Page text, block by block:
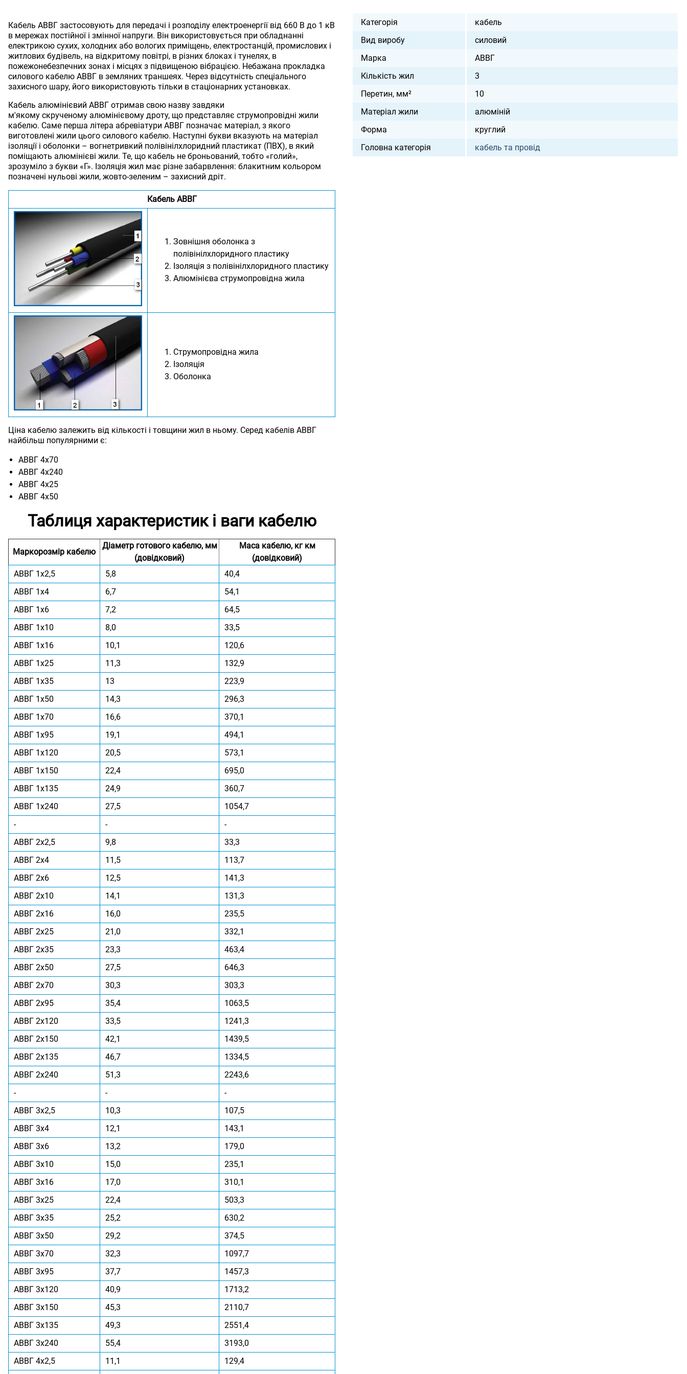
Кабель АВВГ застосовують для передачі і розподілу електроенергії від 660 В до 1 кВ
в мережах постійної і змінної напруги. Він використовується при обладнанні
електрикою сухих, холодних або вологих приміщень, електростанцій, промислових і
житлових будівель, на відкритому повітрі, в різних блоках і тунелях, в
пожежонебезпечних зонах і місцях з підвищеною вібрацією. Небажана прокладка
силового кабелю АВВГ в земляних траншеях. Через відсутність спеціального
захисного шару, його використовують тільки в стаціонарних установках.
Кабель алюмінієвий АВВГ отримав свою назву завдяки
м'якому скрученому алюмінієвому дроту, що представляє струмопровідні жили
кабелю. Саме перша літера абревіатури АВВГ позначає матеріал, з якого
виготовлені жили цього силового кабелю. Наступні букви вказують на матеріал
ізоляції і оболонки – вогнетривкий полівінілхлоридний пластикат (ПВХ), в який
поміщають алюмінієві жили. Те, що кабель не броньований, тобто «голий»,
зрозуміло з букви «Г». Ізоляція жил має різне забарвлення: блакитним кольором
позначені нульові жили, жовто-зеленим – захисний дріт.
Кабель АВВГ
Зовнішня оболонка з
полівінілхлоридного пластику
Ізоляція з полівінілхлоридного пластику
Алюмінієва струмопровідна жила
Струмопровідна жила
Ізоляція
Оболонка
Ціна кабелю залежить від кількості і товщини жил в ньому. Серед кабелів АВВГ
найбільш популярними є:
АВВГ 4х70
АВВГ 4х240
АВВГ 4х25
АВВГ 4х50
Таблиця характеристик і ваги кабелю
Маркорозмір кабелю
Діаметр готового кабелю, мм
(довідковий)
Маса кабелю, кг км
(довідковий)
АВВГ 1x2,5
5,8
40,4
АВВГ 1x4
6,7
54,1
АВВГ 1x6
7,2
64,5
АВВГ 1x10
8,0
33,5
АВВГ 1x16
10,1
120,6
АВВГ 1x25
11,3
132,9
АВВГ 1x35
13
223,9
АВВГ 1x50
14,3
296,3
АВВГ 1x70
16,6
370,1
АВВГ 1x95
19,1
494,1
АВВГ 1x120
20,5
573,1
АВВГ 1x150
22,4
695,0
АВВГ 1x135
24,9
360,7
АВВГ 1x240
27,5
1054,7
-
-
-
АВВГ 2x2,5
9,8
33,3
АВВГ 2x4
11,5
113,7
АВВГ 2x6
12,5
141,3
АВВГ 2x10
14,1
131,3
АВВГ 2x16
16,0
235,5
АВВГ 2x25
21,0
332,1
АВВГ 2x35
23,3
463,4
АВВГ 2x50
27,5
646,3
АВВГ 2x70
30,3
303,3
АВВГ 2x95
35,4
1063,5
АВВГ 2x120
33,5
1241,3
АВВГ 2x150
42,1
1439,5
АВВГ 2x135
46,7
1334,5
АВВГ 2x240
51,3
2243,6
-
-
-
АВВГ 3x2,5
10,3
107,5
АВВГ 3x4
12,1
143,1
АВВГ 3x6
13,2
179,0
АВВГ 3x10
15,0
235,1
АВВГ 3x16
17,0
310,1
АВВГ 3x25
22,4
503,3
АВВГ 3x35
25,2
630,2
АВВГ 3x50
29,2
374,5
АВВГ 3x70
32,3
1097,7
АВВГ 3x95
37,7
1457,3
АВВГ 3x120
40,9
1713,2
АВВГ 3x150
45,3
2110,7
АВВГ 3x135
49,3
2551,4
АВВГ 3x240
55,4
3193,0
АВВГ 4x2,5
11,1 129,4
Категорія
кабель
Вид виробу
силовий
Марка
АВВГ
Кількість жил
3
Перетин, мм²
10
Матеріал жили
алюміній
Форма
круглий
Головна категорія
кабель та провід